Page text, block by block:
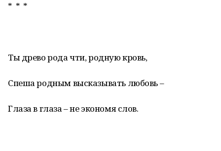
* * *
Ты древо рода чти, родную кровь,
Спеша родным высказывать любовь –
Глаза в глаза – не экономя слов.